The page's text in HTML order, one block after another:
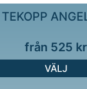
TEKOPP
från 525 kr
VÄLJ